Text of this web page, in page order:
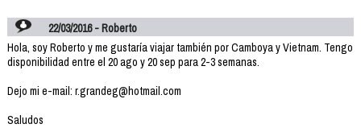
22/03/2016 - Roberto
Hola, soy Roberto y me gustaría viajar también por Camboya y Vietnam. Tengo
disponibilidad entre el 20 ago y 20 sep para 2-3 semanas.
Dejo mi e-mail: r.grandeg@hotmail.com
Saludos